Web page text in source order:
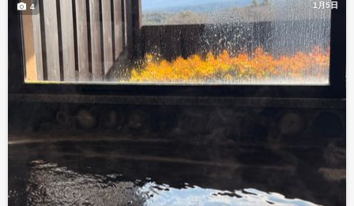
1月5日
4